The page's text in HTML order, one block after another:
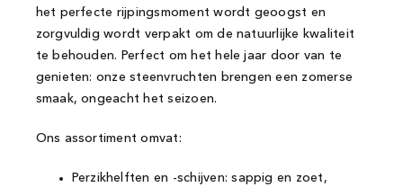
het perfecte rijpingsmoment wordt geoogst en
zorgvuldig wordt verpakt om de natuurlijke kwaliteit
te behouden. Perfect om het hele jaar door van te
genieten: onze steenvruchten brengen een zomerse
smaak, ongeacht het seizoen.
Ons assortiment omvat:
Perzikhelften en -schijven: sappig en zoet,